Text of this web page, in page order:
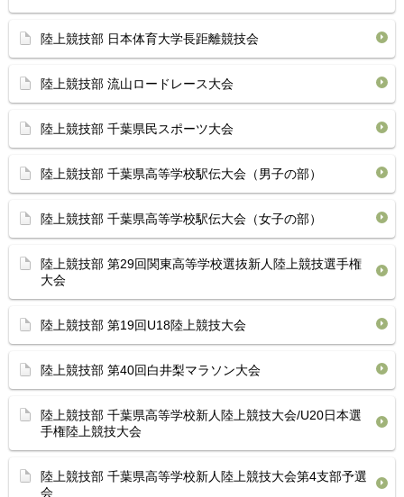
陸上競技部 日本体育大学長距離競技会
陸上競技部 流山ロードレース大会
陸上競技部 千葉県民スポーツ大会
陸上競技部 千葉県高等学校駅伝大会（男子の部）
陸上競技部 千葉県高等学校駅伝大会（女子の部）
陸上競技部 第29回関東高等学校選抜新人陸上競技選手権
大会
陸上競技部 第19回U18陸上競技大会
陸上競技部 第40回白井梨マラソン大会
陸上競技部 千葉県高等学校新人陸上競技大会/U20日本選
手権陸上競技大会
陸上競技部 千葉県高等学校新人陸上競技大会第4支部予選
会